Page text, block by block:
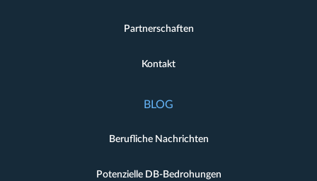
Partnerschaften
Kontakt
BLOG
Berufliche Nachrichten
Potenzielle DB-Bedrohungen